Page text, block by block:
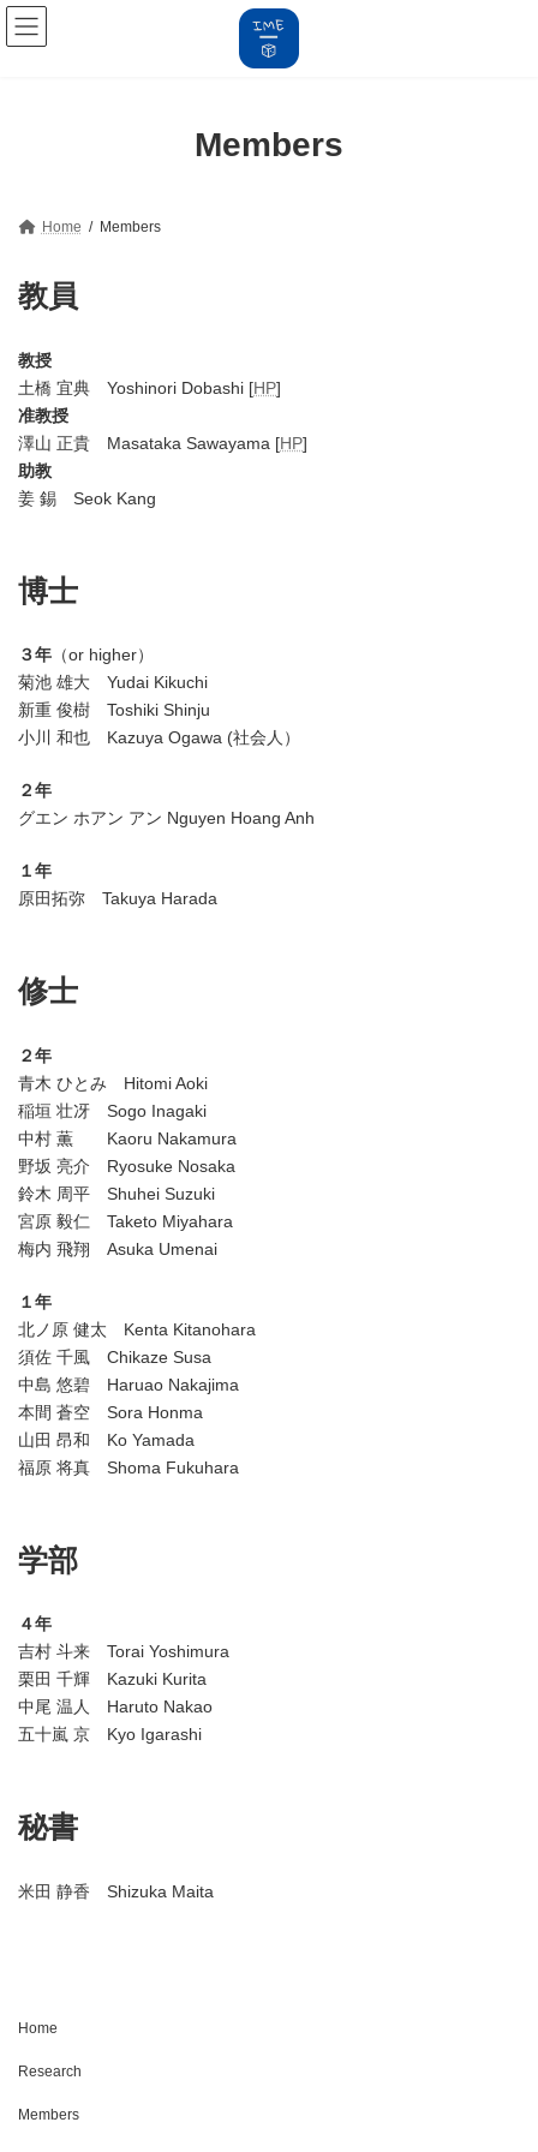
コ
ン
テ
ナ
ビ
ゲ
Members
Home Members
教員
教授
土橋 宜典 Yoshinori Dobashi [HP]
准教授
澤山 正貴 Masataka Sawayama [HP]
助教
姜 錫 Seok Kang
博士
３年 （or higher）
菊池 雄大 Yudai Kikuchi
新重 俊樹 Toshiki Shinju
小川 和也 Kazuya Ogawa (社会人）
２年
グエン ホアン アン Nguyen Hoang Anh
１年
原田拓弥 Takuya Harada
修士
２年
青木 ひとみ Hitomi Aoki
稲垣 壮冴 Sogo Inagaki
中村 薫 Kaoru Nakamura
野坂 亮介 Ryosuke Nosaka
鈴木 周平 Shuhei Suzuki
宮原 毅仁 Taketo Miyahara
梅内 飛翔 Asuka Umenai
１年
北ノ原 健太 Kenta Kitanohara
須佐 千風 Chikaze Susa
中島 悠碧 Haruao Nakajima
本間 蒼空 Sora Honma
山田 昂和 Ko Yamada
福原 将真 Shoma Fukuhara
学部
４年
吉村 斗来 Torai Yoshimura
栗田 千輝 Kazuki Kurita
中尾 温人 Haruto Nakao
五十嵐 京 Kyo Igarashi
秘書
米田 静香 Shizuka Maita
Home
Research
Members